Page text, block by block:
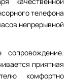
телефона
непрерывной
сопровождение.
приятная
комфортно